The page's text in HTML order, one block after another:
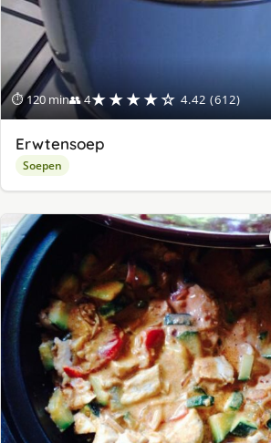
⏱ 120 min👥 4★★★★☆ 4.42 (612)
Erwtensoep
Soepen